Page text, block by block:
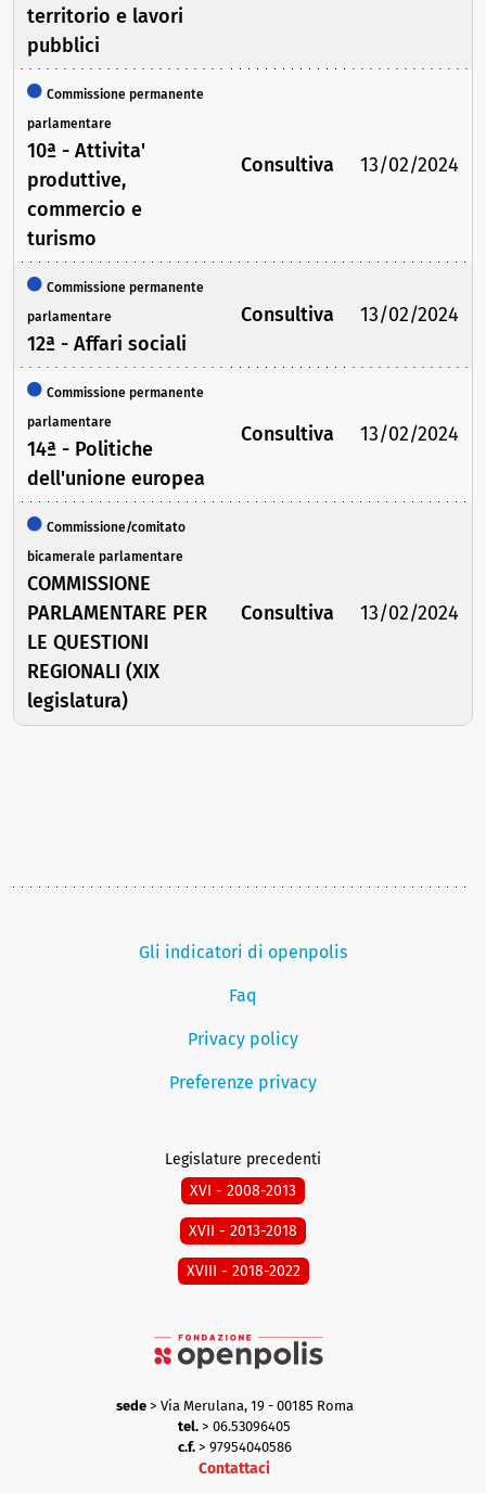
territorio e lavori
pubblici
Commissione permanente
parlamentare
10ª - Attivita'
produttive,
commercio e
turismo
Consultiva 13/02/2024
Commissione permanente
parlamentare
12ª - Affari sociali
Consultiva 13/02/2024
Commissione permanente
parlamentare
14ª - Politiche
dell'unione europea
Consultiva 13/02/2024
Commissione/comitato
bicamerale parlamentare
COMMISSIONE
PARLAMENTARE PER
LE QUESTIONI
REGIONALI (XIX
legislatura)
Consultiva 13/02/2024
Gli indicatori di openpolis
Faq
Privacy policy
Preferenze privacy
Legislature precedenti
XVI - 2008-2013
XVII - 2013-2018
XVIII - 2018-2022
sede> Via Merulana, 19 - 00185 Roma
tel. > 06.53096405
c.f.> 97954040586
Contattaci